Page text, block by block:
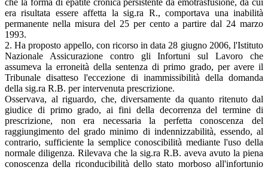
era risultata essere affetta la sig.ra R., comportava una inabilità
permanente nella misura del 25 per cento a partire dal 24 marzo
1993.
2. Ha proposto appello, con ricorso in data 28 giugno 2006, l'Istituto
Nazionale Assicurazione contro gli Infortuni sul Lavoro che
assumeva la erroneità della sentenza di primo grado, per avere il
Tribunale disatteso l'eccezione di inammissibilità della domanda
della sig.ra R.B. per intervenuta prescrizione.
Osservava, al riguardo, che, diversamente da quanto ritenuto dal
giudice di primo grado, ai fini della decorrenza del termine di
prescrizione, non era necessaria la perfetta conoscenza del
raggiungimento del grado minimo di indennizzabilità, essendo, al
contrario, sufficiente la semplice conoscibilità mediante l'uso della
normale diligenza. Rilevava che la sig.ra R.B. aveva avuto la piena
conoscenza della riconducibilità dello stato morboso all'infortunio